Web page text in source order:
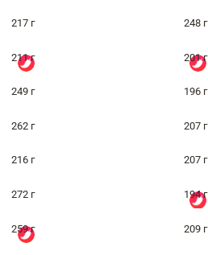
217 г 248 г
211 г 201 г
249 г 196 г
262 г 207 г
216 г 207 г
272 г 194 г
259 г 209 г